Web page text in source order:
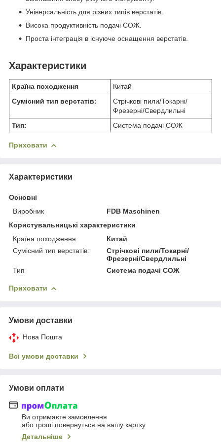
Універсальність для різних типів верстатів.
Висока продуктивність подачі СОЖ.
Проста інтеграція в існуюче оснащення верстатів.
Характеристики
Країна походження
Китай
Сумісний тип верстатів:
Стрічкові пили/Токарні/
Фрезерні/Свердлильні
Тип:
Система подачі СОЖ
Приховати
Характеристики
Основні
Виробник
FDB Maschinen
Користувальницькі характеристики
Країна походження
Китай
Сумісний тип верстатів:
Стрічкові пили/Токарні/
Фрезерні/Свердлильні
Тип
Система подачі СОЖ
Приховати
Умови доставки
Нова Пошта
Всі умови доставки
Умови оплати
Ви отримаєте замовлення
або гроші повернуться на вашу картку
Детальніше